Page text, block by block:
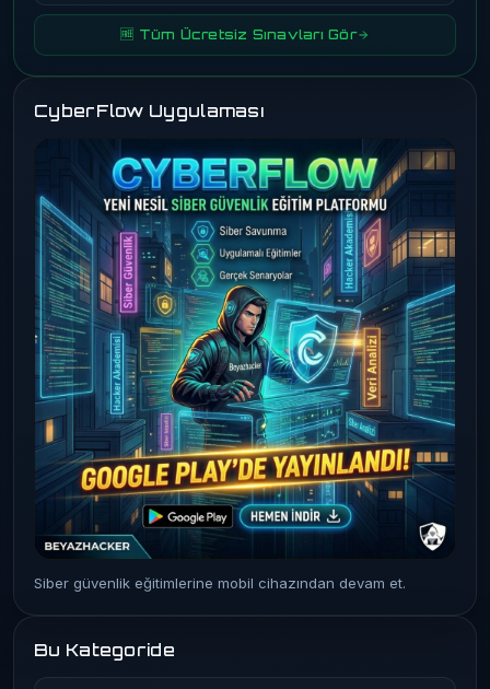
🆓 Tüm Ücretsiz Sınavları Gör
CyberFlow Uygulaması
Siber güvenlik eğitimlerine mobil cihazından devam et.
Bu Kategoride